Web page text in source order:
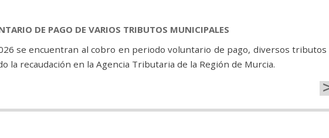
DE PAGO DE VARIOS TRIBUTOS MUNICIPALES
se encuentran al cobro en periodo voluntario de pago, diversos tributos
la recaudación en la Agencia Tributaria de la Región de Murcia.